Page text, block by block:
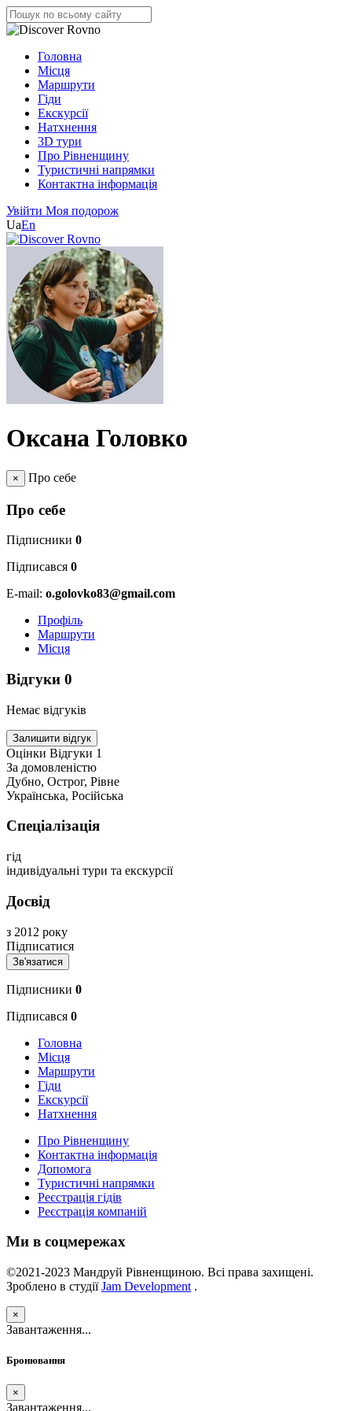
Головна
Місця
Маршрути
Гіди
Екскурсії
Натхнення
3D тури
Про Рівненщину
Туристичні напрямки
Контактна інформація
Увійти Моя подорож
UaEn
Оксана Головко
× Про себе
Про себе
Підписники 0
Підписався 0
E-mail: o.golovko83@gmail.com
Профіль
Маршрути
Місця
Відгуки 0
Немає відгуків
Залишити відгук
Оцінки Відгуки 1
За домовленістю
Дубно, Острог, Рівне
Українська, Російська
Спеціалізація
гід
індивідуальні тури та екскурсії
Досвід
з 2012 року
Підписатися
Зв'язатися
Підписники 0
Підписався 0
Головна
Місця
Маршрути
Гіди
Екскурсії
Натхнення
Про Рівненщину
Контактна інформація
Допомога
Туристичні напрямки
Реєстрація гідів
Реєстрація компаній
Ми в соцмережах
©2021-2023 Мандруй Рівненщиною. Всі права захищені.
Зроблено в студіїJam Development .
×
Завантаження...
Бронювання
×
Завантаження...